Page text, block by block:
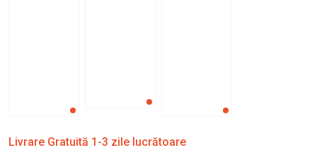
Livrare Gratuită 1-3 zile lucrătoare